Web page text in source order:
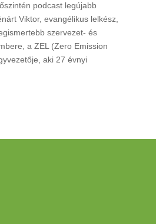
podcast legújabb
Viktor, evangélikus lelkész,
szervezet- és
a ZEL (Zero Emission
aki 27 évnyi